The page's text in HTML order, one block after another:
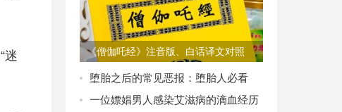
迷
《僧伽吒经》注音版、白话译文对照
PDF电子版下载
堕胎之后的常见恶报：堕胎人必看
一位嫖娼男人感染艾滋病的滴血经历